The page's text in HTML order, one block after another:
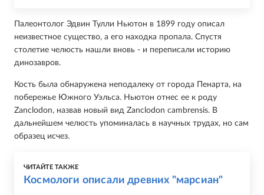
Палеонтолог Эдвин Тулли Ньютон в 1899 году описал
неизвестное существо, а его находка пропала. Спустя
столетие челюсть нашли вновь - и переписали историю
динозавров.
Кость была обнаружена неподалеку от города Пенарта, на
побережье Южного Уэльса. Ньютон отнес ее к роду
Zanclodon, назвав новый вид Zanclodon cambrensis. В
дальнейшем челюсть упоминалась в научных трудах, но сам
образец исчез.
ЧИТАЙТЕ ТАКЖЕ
Космологи описали древних "марсиан"